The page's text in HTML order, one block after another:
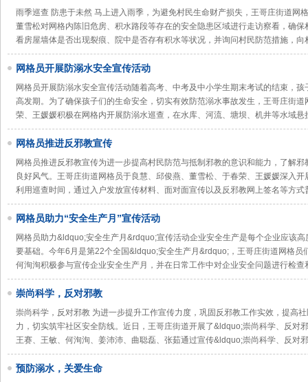
雨季巡查 防患于未然 马上进入雨季，为避免村民生命财产损失，王哥庄街道网
董雪松对网格内陈旧危房、积水路段等存在的安全隐患区域进行走访察看，确
看房屋墙体是否出现裂痕、院中是否存有积水等状况，并询问村民防范措施，向
网格员开展防溺水安全宣传活动
网格员开展防溺水安全宣传活动随着高考、中考及中小学生期末考试的结束，
高发期。为了确保孩子们的生命安全，切实有效防范溺水事故发生，王哥庄街
荣、王媛媛积极在网格内开展防溺水巡查，在水库、河流、塘坝、机井等水域悬
网格员推进反邪教宣传
网格员推进反邪教宣传为进一步提高村民防范与抵制邪教的意识和能力，了解
良好风气。王哥庄街道网格员于良慧、邱俊燕、董雪松、于春荣、王媛媛深入
利用巡查时间，通过入户发放宣传材料、面对面宣传以及反邪教网上签名等方式
网格员助力“安全生产月”宣传活动
网格员助力&ldquo;安全生产月&rdquo;宣传活动企业安全生产是每个企业应该
要基础。今年6月是第22个全国&ldquo;安全生产月&rdquo;，王哥庄街道网格员
何洵洵积极参与宣传企业安全生产月，并在日常工作中对企业安全问题进行检查
崇尚科学，反对邪教
崇尚科学，反对邪教 为进一步提升工作宣传力度，巩固反邪教工作实效，提高
力，切实筑牢社区安全防线。近日，王哥庄街道开展了&ldquo;崇尚科学、反对
王赛、王敏、何洵洵、姜沛沛、曲聪磊、张茹通过宣传&ldquo;崇尚科学、反对
预防溺水，关爱生命